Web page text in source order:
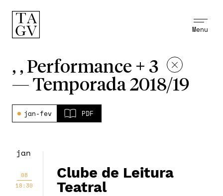
Menu
, , Performance + 3
— Temporada 2018/19
jan-fev PDF
jan
08
18:30
Clube de Leitura
Teatral